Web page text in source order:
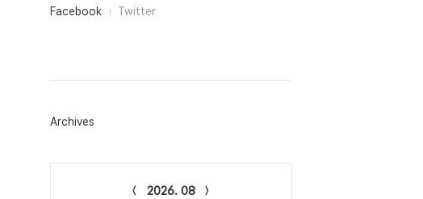
페
그
Facebook Twitter
Archives
2026. 08